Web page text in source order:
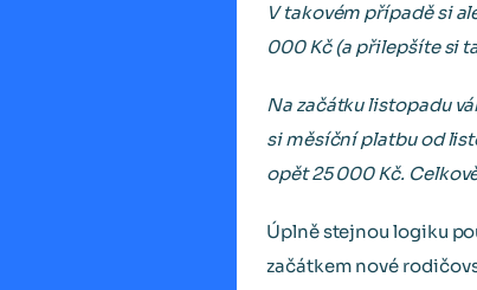
V takovém případě si
000 Kč (a přilepšíte si
Na začátku listopadu
si měsíční platbu od
opět 25 000 Kč.
Úplně stejnou logiku
začátkem nové